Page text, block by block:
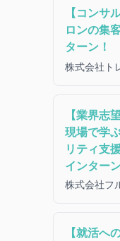
【コンサ
ロンの集
ターン！
株式会社ト
【業界志
現場で学
リティ支
インター
株式会社フ
【就活へ